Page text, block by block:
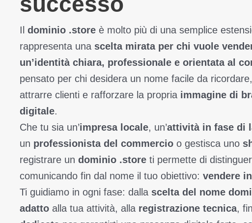
Il dominio .store è molto più di una semplice
rappresenta una scelta mirata per chi vuole
un’identità chiara, professionale e orientata al
pensato per chi desidera un nome facile da
attrarre clienti e rafforzare la propria immagine di
digitale.
Che tu sia un’impresa locale, un’attività in fase di
un professionista del commercio o gestisca uno
registrare un dominio .store ti permette di
comunicando fin dal nome il tuo obiettivo: vendere
Ti guidiamo in ogni fase: dalla scelta del nome
adatto alla tua attività, alla registrazione tecnica,